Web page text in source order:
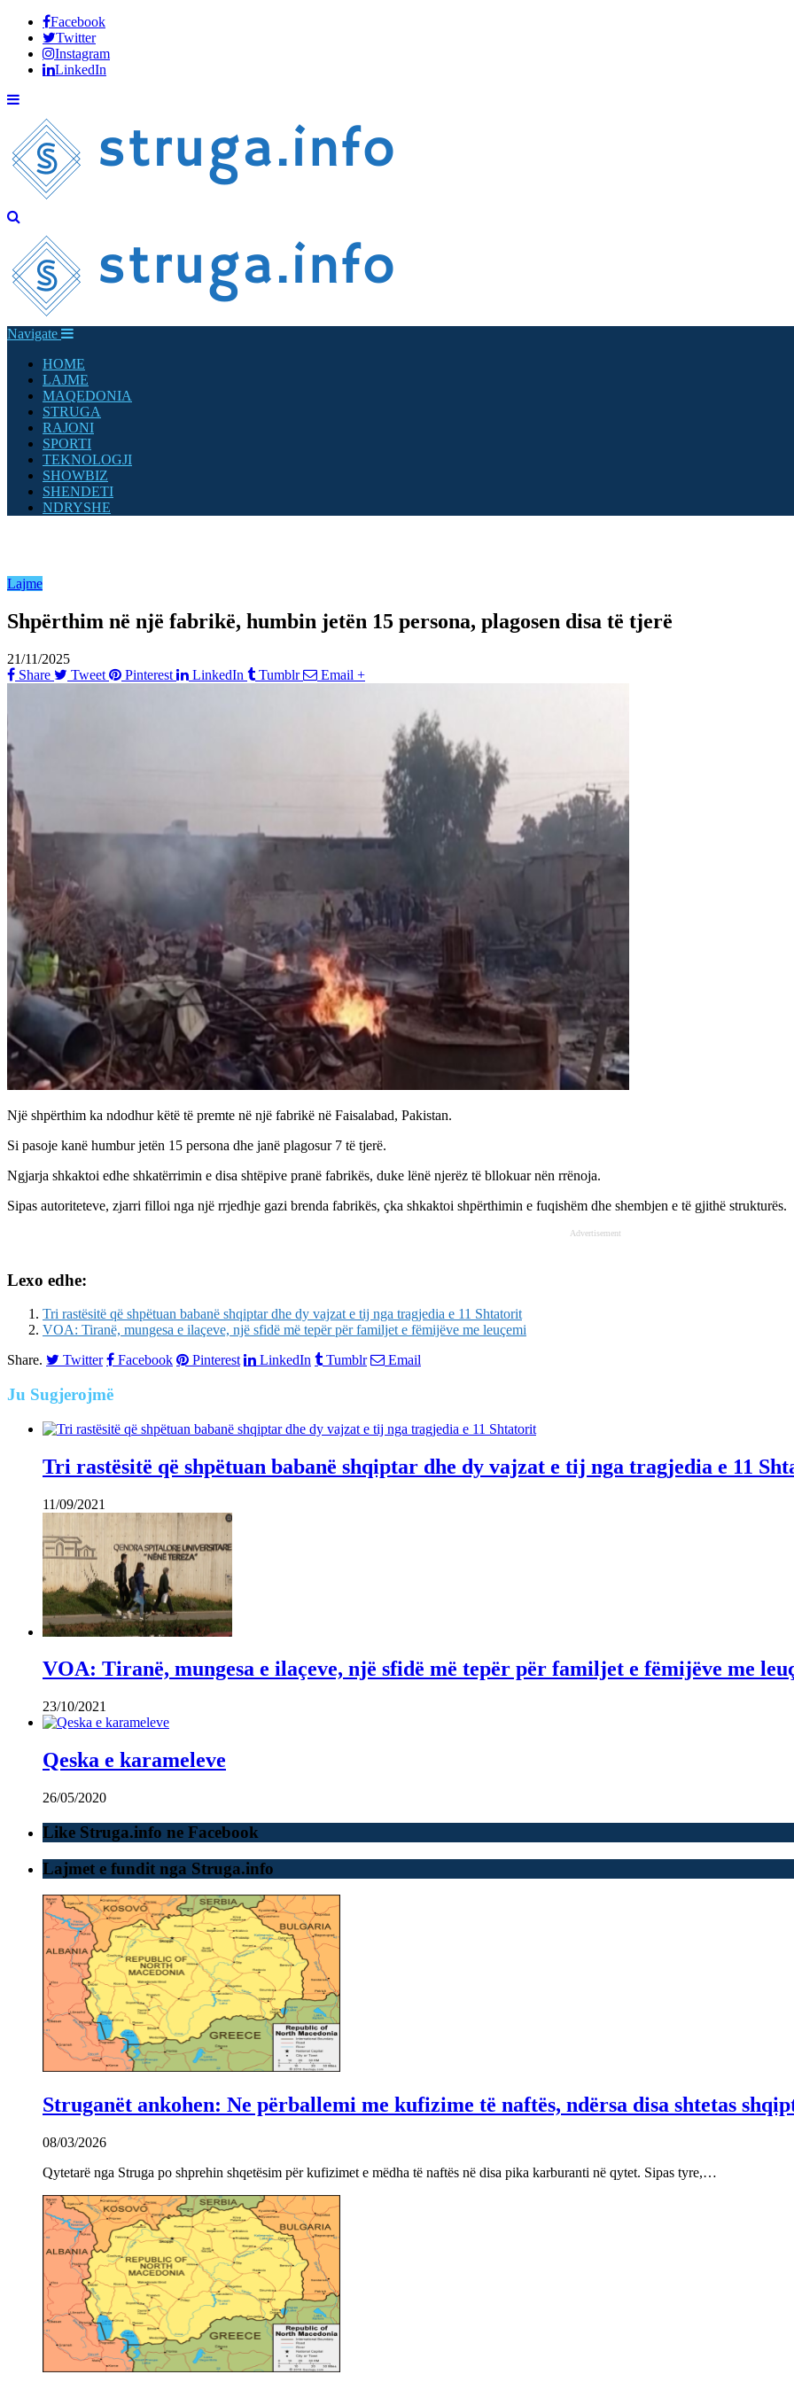
Facebook
Twitter
Instagram
LinkedIn
Navigate
HOME
LAJME
MAQEDONIA
STRUGA
RAJONI
SPORTI
TEKNOLOGJI
SHOWBIZ
SHENDETI
NDRYSHE
Lajme
Shpërthim në një fabrikë, humbin jetën 15 persona, plagosen disa të tjerë
21/11/2025
Share
Tweet Pinterest LinkedIn Tumblr Email +
Një shpërthim ka ndodhur këtë të premte në një fabrikë në Faisalabad, Pakistan.
Si pasoje kanë humbur jetën 15 persona dhe janë plagosur 7 të tjerë.
Ngjarja shkaktoi edhe shkatërrimin e disa shtëpive pranë fabrikës, duke lënë njerëz të bllokuar nën rrënoja.
Sipas autoriteteve, zjarri filloi nga një rrjedhje gazi brenda fabrikës, çka shkaktoi shpërthimin e fuqishëm dhe shembjen e të gjithë strukturës.
Advertisement
Lexo edhe:
Tri rastësitë që shpëtuan babanë shqiptar dhe dy vajzat e tij nga tragjedia e 11 Shtatorit
VOA: Tiranë, mungesa e ilaçeve, një sfidë më tepër për familjet e fëmijëve me leuçemi
Share.
Twitter Facebook Pinterest LinkedIn Tumblr Email
Ju Sugjerojmë
Tri rastësitë që shpëtuan babanë shqiptar dhe dy vajzat e tij nga tragjedia e 11
11/09/2021
VOA: Tiranë, mungesa e ilaçeve, një sfidë më tepër për familjet e fëmijëve me
23/10/2021
Qeska e karameleve
26/05/2020
Like Struga.info ne Facebook
Lajmet e fundit nga Struga.info
Struganët ankohen: Ne përballemi me kufizime të naftës, ndërsa disa shtetas
08/03/2026
Qytetarë nga Struga po shprehin shqetësim për kufizimet e mëdha të naftës në disa pika karburanti në qytet. Sipas tyre,…